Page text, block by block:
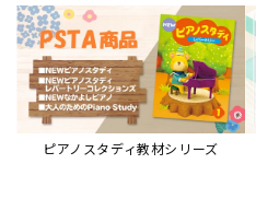
ピアノスタディ教材シリーズ